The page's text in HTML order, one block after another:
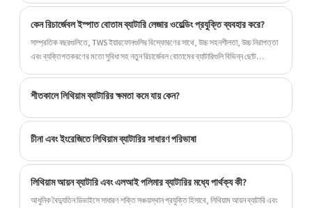
বাড়াতে পারে বা 185Wh/kg এ পৌঁছাতে পারে।
কেন রিচার্জেবল ইস্পাত বোতাম ব্যাটারি লেজার ওয়েল্ডিং প্রযুক্তি ব্যবহার করে?
সাম্প্রতিক বছরগুলিতে, TWS ইয়ারফোনগুলির বিস্ফোরণের সাথে, উচ্চ সহনশীলতা, উচ্চ নিরাপত্তা
এবং ব্যক্তিগতকরণের মতো সুবিধা সহ নতুন রিচার্জেবল বোতামের ব্যাটারিগুলি বিভিন্ন ছোট
শীতকালে লিথিয়াম ব্যাটারির ক্ষমতা কমে যায় কেন?
চীনা এবং ইংরেজিতে লিথিয়াম ব্যাটারির সাধারণ পরিভাষা
লিথিয়াম আয়ন ব্যাটারি এবং এলআই পলিমার ব্যাটারির মধ্যে পার্থক্য কী?
আধুনিক বৈদ্যুতিন ডিভাইসে সাধারণ শক্তি সঞ্চয়স্থান প্রযুক্তি হিসাবে, লিথিয়াম আয়ন ব্যাটারি এবং